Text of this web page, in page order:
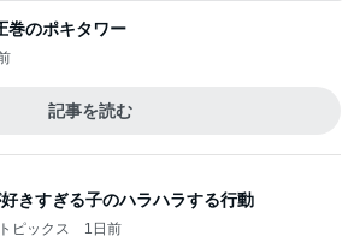
巻のポキタワー
記事を読む
きすぎる子のハラハラする行動
ピックス 1日前